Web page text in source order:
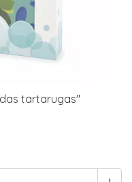
das tartarugas"